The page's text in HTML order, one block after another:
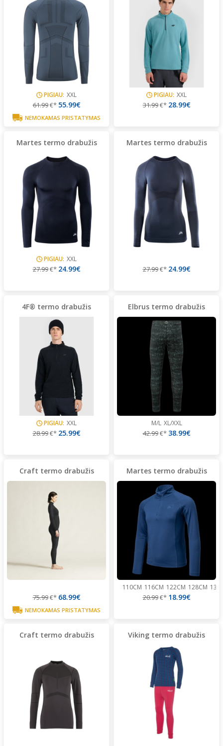
PIGIAU: XXL
61.99€* 55.99€
NEMOKAMAS PRISTATYMAS
PIGIAU: XXL
31.99€* 28.99€
Martes termo drabužis
PIGIAU: XXL
27.99€* 24.99€
Martes termo drabužis
27.99€* 24.99€
4F® termo drabužis
PIGIAU: XXL
28.99€* 25.99€
Elbrus termo drabužis
M/L XL/XXL
42.99€* 38.99€
Craft termo drabužis
75.99€* 68.99€
NEMOKAMAS PRISTATYMAS
Martes termo drabužis
110CM 116CM 122CM 128CM
20.99€* 18.99€
Craft termo drabužis Viking termo drabužis